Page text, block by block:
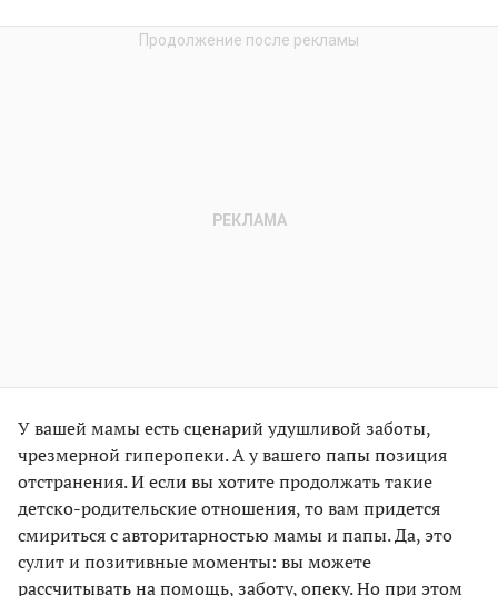
У вашей мамы есть сценарий удушливой заботы,
чрезмерной гиперопеки. А у вашего папы позиция
отстранения. И если вы хотите продолжать такие
детско-родительские отношения, то вам придется
смириться с авторитарностью мамы и папы. Да, это
сулит и позитивные моменты: вы можете
рассчитывать на помощь, заботу, опеку. Но при этом